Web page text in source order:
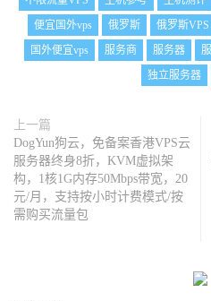
便宜国外vps
俄罗斯 俄罗斯VPS
国外便宜vps
服务商 服务器
独立服务器
上一篇
DogYun狗云，免备案香港VPS云
服务器终身8折，KVM虚拟架
构，1核1G内存50Mbps带宽，20
元/月，支持按小时计费模式/按
需购买流量包